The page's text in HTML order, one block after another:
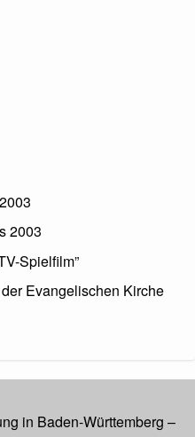
2003
Spielfilm”
Evangelischen Kirche
in Baden-Württemberg –